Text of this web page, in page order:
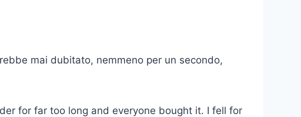
mai dubitato, nemmeno per un secondo,
for far too long and everyone bought it. I fell for